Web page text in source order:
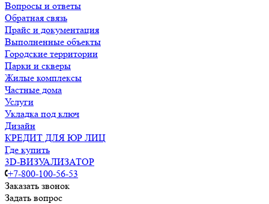
Вопросы и ответы
Обратная связь
Прайс и документация
Выполненные объекты
Городские территории
Парки и скверы
Жилые комплексы
Частные дома
Услуги
Укладка под ключ
Дизайн
КРЕДИТ ДЛЯ ЮР ЛИЦ
Где купить
3D-ВИЗУАЛИЗАТОР
+7-800-100-56-53
Заказать звонок
Задать вопрос